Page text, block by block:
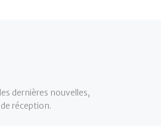
dernières nouvelles,
réception.